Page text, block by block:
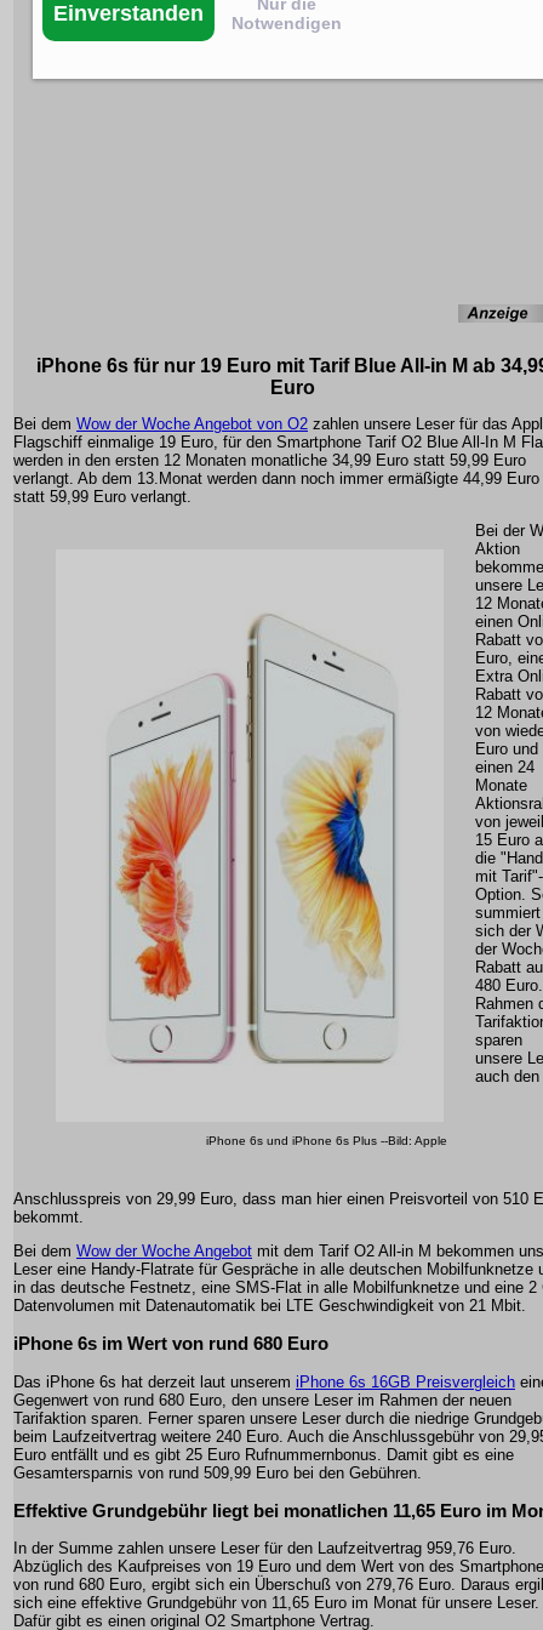
iPhone 6s für nur 19 Euro mit Tarif Blue All-in M ab
Euro
Bei dem Wow der Woche Angebot von O2 zahlen unsere Leser für das
Flagschiff einmalige 19 Euro, für den Smartphone Tarif O2 Blue All-In M
werden in den ersten 12 Monaten monatliche 34,99 Euro statt 59,99 Euro
verlangt. Ab dem 13.Monat werden dann noch immer ermäßigte 44,99 Euro
statt 59,99 Euro verlangt.
iPhone 6s und iPhone 6s Plus --Bild: Apple
Bei der
Aktion
unsere
12
einen
Rabatt
Euro,
Extra
Rabatt
12
von
Euro und
einen 24
Monate
von
15 Euro
die
mit Tarif"-
Option.
summiert
sich der
der
Rabatt
480
Rahmen
sparen
unsere
auch den
Anschlusspreis von 29,99 Euro, dass man hier einen Preisvorteil von 510
bekommt.
Bei dem Wow der Woche Angebot mit dem Tarif O2 All-in M bekommen
Leser eine Handy-Flatrate für Gespräche in alle deutschen Mobilfunknetze
in das deutsche Festnetz, eine SMS-Flat in alle Mobilfunknetze und eine 2
Datenvolumen mit Datenautomatik bei LTE Geschwindigkeit von 21 Mbit.
iPhone 6s im Wert von rund 680 Euro
Das iPhone 6s hat derzeit laut unserem iPhone 6s 16GB Preisvergleich
Gegenwert von rund 680 Euro, den unsere Leser im Rahmen der neuen
Tarifaktion sparen. Ferner sparen unsere Leser durch die niedrige
beim Laufzeitvertrag weitere 240 Euro. Auch die Anschlussgebühr von
Euro entfällt und es gibt 25 Euro Rufnummernbonus. Damit gibt es eine
Gesamtersparnis von rund 509,99 Euro bei den Gebühren.
Effektive Grundgebühr liegt bei monatlichen 11,65 Euro im
In der Summe zahlen unsere Leser für den Laufzeitvertrag 959,76 Euro.
Abzüglich des Kaufpreises von 19 Euro und dem Wert von des
von rund 680 Euro, ergibt sich ein Überschuß von 279,76 Euro. Daraus
sich eine effektive Grundgebühr von 11,65 Euro im Monat für unsere Leser.
Dafür gibt es einen original O2 Smartphone Vertrag.
Einverstanden
Notwendigen